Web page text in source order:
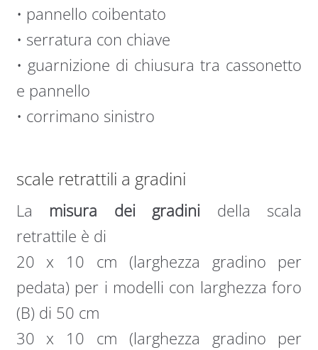
• pannello coibentato
• serratura con chiave
• guarnizione di chiusura tra cassonetto
e pannello
• corrimano sinistro
scale retrattili a gradini
La misura dei gradini della scala
retrattile è di
20 x 10 cm (larghezza gradino per
pedata) per i modelli con larghezza foro
(B) di 50 cm
30 x 10 cm (larghezza gradino per